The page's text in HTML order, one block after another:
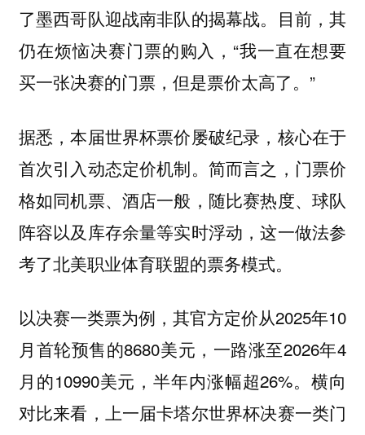
了墨西哥队迎战南非队的揭幕战。目前，其
仍在烦恼决赛门票的购入，“我一直在想要
买一张决赛的门票，但是票价太高了。”
据悉，本届世界杯票价屡破纪录，核心在于
首次引入动态定价机制。简而言之，门票价
格如同机票、酒店一般，随比赛热度、球队
阵容以及库存余量等实时浮动，这一做法参
考了北美职业体育联盟的票务模式。
以决赛一类票为例，其官方定价从2025年10
月首轮预售的8680美元，一路涨至2026年4
月的10990美元，半年内涨幅超26%。横向
对比来看，上一届卡塔尔世界杯决赛一类门